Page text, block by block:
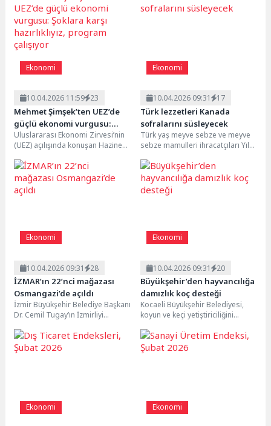
Ekonomi
10.04.2026 11:59 23
Mehmet Şimşek’ten UEZ’de
güçlü ekonomi vurgusu:
Şoklara karşı hazırlıklıyız,
program çalışıyor
Uluslararası Ekonomi Zirvesi’nin
(UEZ) açılışında konuşan Hazine
Şimşek, İran savaşının ülke
ekonomisine etkilerine...
Ekonomi
10.04.2026 09:31 17
Türk lezzetleri Kanada
sofralarını süsleyecek
Türk yaş meyve sebze ve meyve
sebze mamulleri ihracatçıları Yıllık
Ekonomi
10.04.2026 09:31 28
İZMAR’ın 22’nci mağazası
Osmangazi’de açıldı
İzmir Büyükşehir Belediye Başkanı
Dr. Cemil Tugay’ın İzmirliyi
buluşturmak için kente...
Ekonomi
10.04.2026 09:31 20
Büyükşehir’den hayvancılığa
damızlık koç desteği
Kocaeli Büyükşehir Belediyesi,
koyun ve keçi yetiştiriciliğini
geçirdiği yüzde 50 hibeli
“Damızlık...
Ekonomi Ekonomi